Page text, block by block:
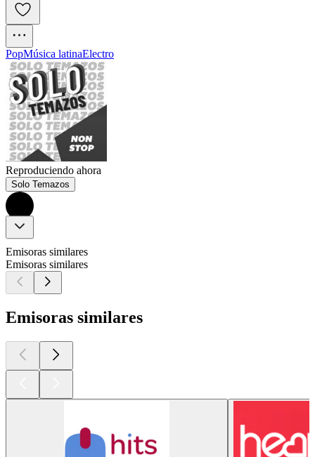
PopMúsica latinaElectro
Reproduciendo ahora
Solo Temazos
Emisoras similares
Emisoras similares
Emisoras similares